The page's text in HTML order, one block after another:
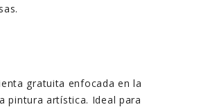
gratuita enfocada en la
pintura artística. Ideal para